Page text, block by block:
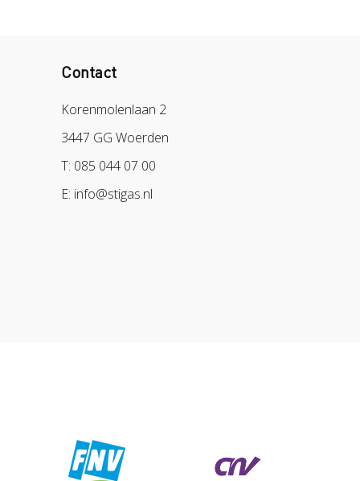
Contact
Korenmolenlaan 2
3447 GG Woerden
T: 085 044 07 00
E: info@stigas.nl